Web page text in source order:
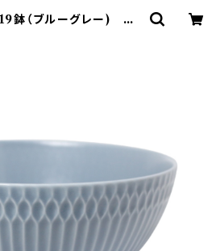
19鉢（ブルーグレー) O-